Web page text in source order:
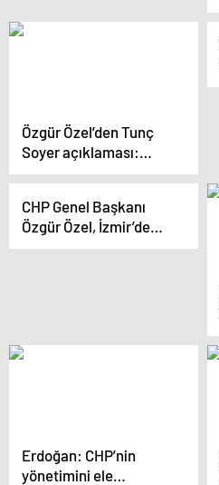
Özgür Özel’den Tunç
Soyer açıklaması:
‘İzmir seçmeninin
notu kıttır’
CHP Genel Başkanı
Özgür Özel, İzmir’de
belediye başkan
Erdoğan: CHP’nin
yönetimini ele